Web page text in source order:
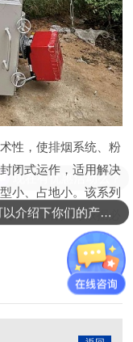
性，使排烟系统、粉
闭式运作，适用解决
小、占地小。该系列
二种，客户可依据必
可以介绍下你们的产品么？